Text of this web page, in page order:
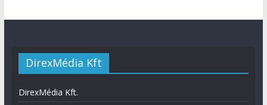
DirexMédia Kft
DirexMédia Kft.